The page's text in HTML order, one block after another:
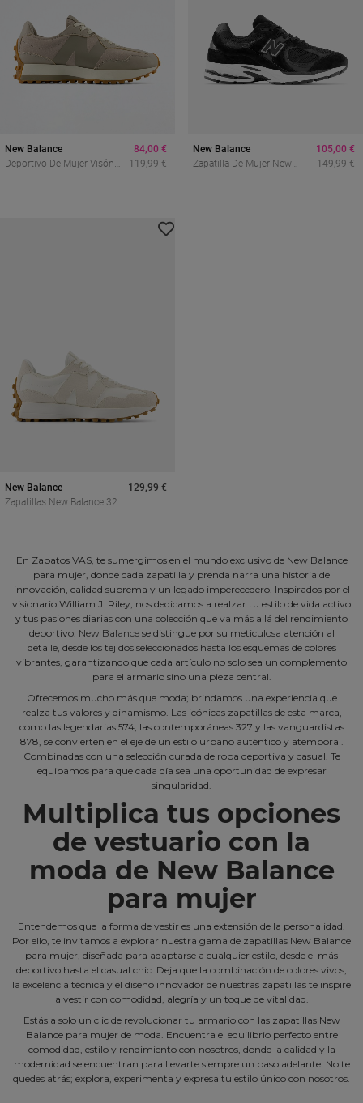
New Balance
Deportivo De Mujer Visón
84,00 €
119,99 €
New Balance
Zapatilla De Mujer New
105,00 €
149,99 €
New Balance
Zapatillas New Balance 327
129,99 €
En Zapatos VAS, te sumergimos en el mundo exclusivo de New Balance
para mujer, donde cada zapatilla y prenda narra una historia de
innovación, calidad suprema y un legado imperecedero. Inspirados por el
visionario William J. Riley, nos dedicamos a realzar tu estilo de vida activo
y tus pasiones diarias con una colección que va más allá del rendimiento
deportivo. New Balancese distingue por su meticulosa atención al
detalle, desde los tejidos seleccionados hasta los esquemas de colores
vibrantes, garantizando que cada artículo no solo sea un complemento
para el armario sino una pieza central.
Ofrecemos mucho más que moda; brindamos una experiencia que
realza tus valores y dinamismo. Las icónicas zapatillas de esta marca,
como las legendarias 574, las contemporáneas 327 y las vanguardistas
878, se convierten en el eje de un estilo urbano auténtico y atemporal.
Combinadas con una selección curada de ropa deportiva y casual. Te
equipamos para que cada día sea una oportunidad de expresar
singularidad.
Multiplica tus opciones
de vestuario con la
moda de New Balance
para mujer
Entendemos que la forma de vestir es una extensión de la personalidad.
Por ello, te invitamos a explorar nuestra gama de zapatillas New Balance
para mujer, diseñada para adaptarse a cualquier estilo, desde el más
deportivo hasta el casual chic. Deja que la combinación de colores vivos,
la excelencia técnica y el diseño innovador de nuestras zapatillas te inspire
a vestir con comodidad, alegría y un toque de vitalidad.
Estás a solo un clic de revolucionar tu armario con las zapatillas New
Balance para mujer de moda. Encuentra el equilibrio perfecto entre
comodidad, estilo y rendimiento con nosotros, donde la calidad y la
modernidad se encuentran para llevarte siempre un paso adelante. No te
quedes atrás; explora, experimenta y expresa tu estilo único con nosotros.